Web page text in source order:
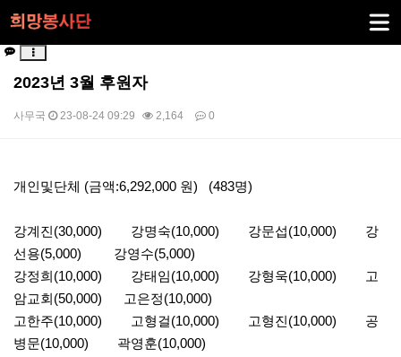
2023년 3월 후원자
사무국 23-08-24 09:29 2,164 0
개인및단체 (금액:6,292,000 원) (483명)
강계진(30,000) 강명숙(10,000) 강문섭(10,000) 강
선용(5,000) 강영수(5,000)
강정희(10,000) 강태임(10,000) 강형욱(10,000) 고
암교회(50,000) 고은정(10,000)
고한주(10,000) 고형걸(10,000) 고형진(10,000) 공
병문(10,000) 곽영훈(10,000)